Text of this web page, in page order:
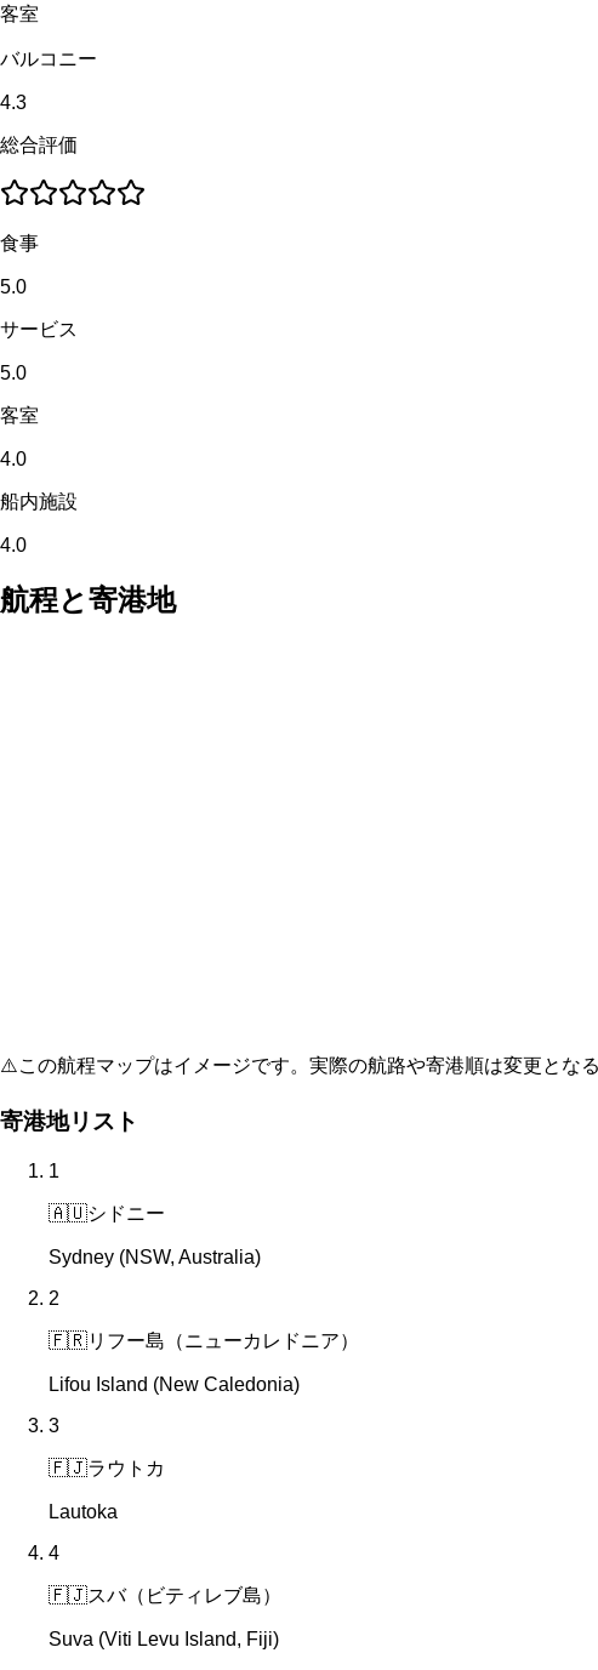
客室
バルコニー
4.3
総合評価
食事
5.0
サービス
5.0
客室
4.0
船内施設
4.0
航程と寄港地
⚠️この航程マップはイメージです。実際の航路や寄港順は変更とな
寄港地リスト
1
🇦🇺シドニー
Sydney (NSW, Australia)
2
🇫🇷リフー島（ニューカレドニア）
Lifou Island (New Caledonia)
3
🇫🇯ラウトカ
Lautoka
4
🇫🇯スバ（ビティレブ島）
Suva (Viti Levu Island, Fiji)